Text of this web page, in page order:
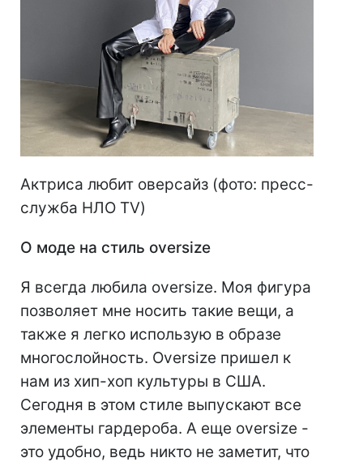
Актриса любит оверсайз (фото: пресс-
служба НЛО TV)
О моде на стиль oversize
Я всегда любила oversize. Моя фигура
позволяет мне носить такие вещи, а
также я легко использую в образе
многослойность. Oversize пришел к
нам из хип-хоп культуры в США.
Сегодня в этом стиле выпускают все
элементы гардероба. А еще oversize -
это удобно, ведь никто не заметит, что